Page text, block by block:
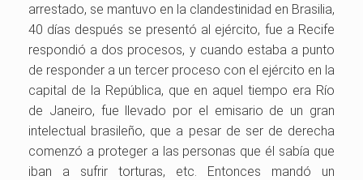
arrestado, se mantuvo en la clandestinidad en Brasilia,
40 días después se presentó al ejército, fue a Recife
respondió a dos procesos, y cuando estaba a punto
de responder a un tercer proceso con el ejército en la
capital de la República, que en aquel tiempo era Río
de Janeiro, fue llevado por el emisario de un gran
intelectual brasileño, que a pesar de ser de derecha
comenzó a proteger a las personas que él sabía que
iban a sufrir torturas, etc. Entonces mandó un